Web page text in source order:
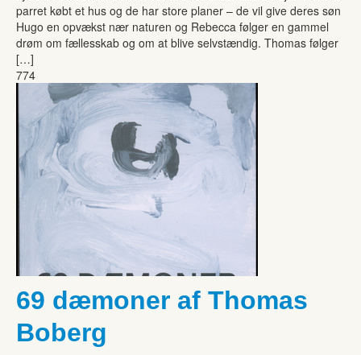
parret købt et hus og de har store planer – de vil give deres søn
Hugo en opvækst nær naturen og Rebecca følger en gammel
drøm om fællesskab og om at blive selvstændig. Thomas følger
[…]
774
69 dæmoner af Thomas
Boberg